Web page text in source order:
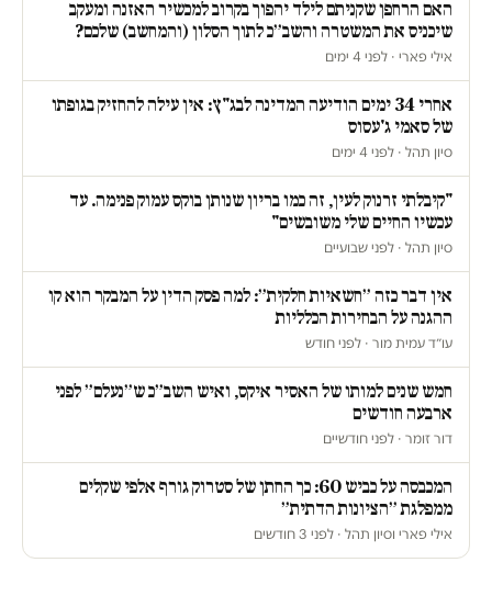
האם הרחפן שקניתם לילד יהפוך בקרוב למכשיר האזנה ומעקב
שיכניס את המשטרה והשב״כ לתוך הסלון (והמחשב) שלכם?
אילי פארי · לפני 4 ימים
אחרי 34 ימים הודיעה המדינה לבג"ץ: אין עילה להחזיק בגופתו
של סאמי ג'עסוס
סיון תהל · לפני 4 ימים
"קיבלתי זרנוק לעין, זה כמו בריון שנותן בוקס עמוק פנימה. עד
עכשיו החיים שלי משובשים"
סיון תהל · לפני שבועיים
אין דבר כזה ״חשאיות חלקית״: למה פסק הדין על המבקר הוא קו
ההגנה על הבחירות הכלליות
עו״ד עמית מור · לפני חודש
חמש שנים למותו של האסיר איקס, ואיש השב״כ ש״נעלם״ לפני
ארבעה חודשים
דור זומר · לפני חודשיים
המכבסה על כביש 60: כך החתן של סטרוק גורף אלפי שקלים
ממפלגת ״הציונות הדתית״
אילי פארי וסיון תהל · לפני 3 חודשים